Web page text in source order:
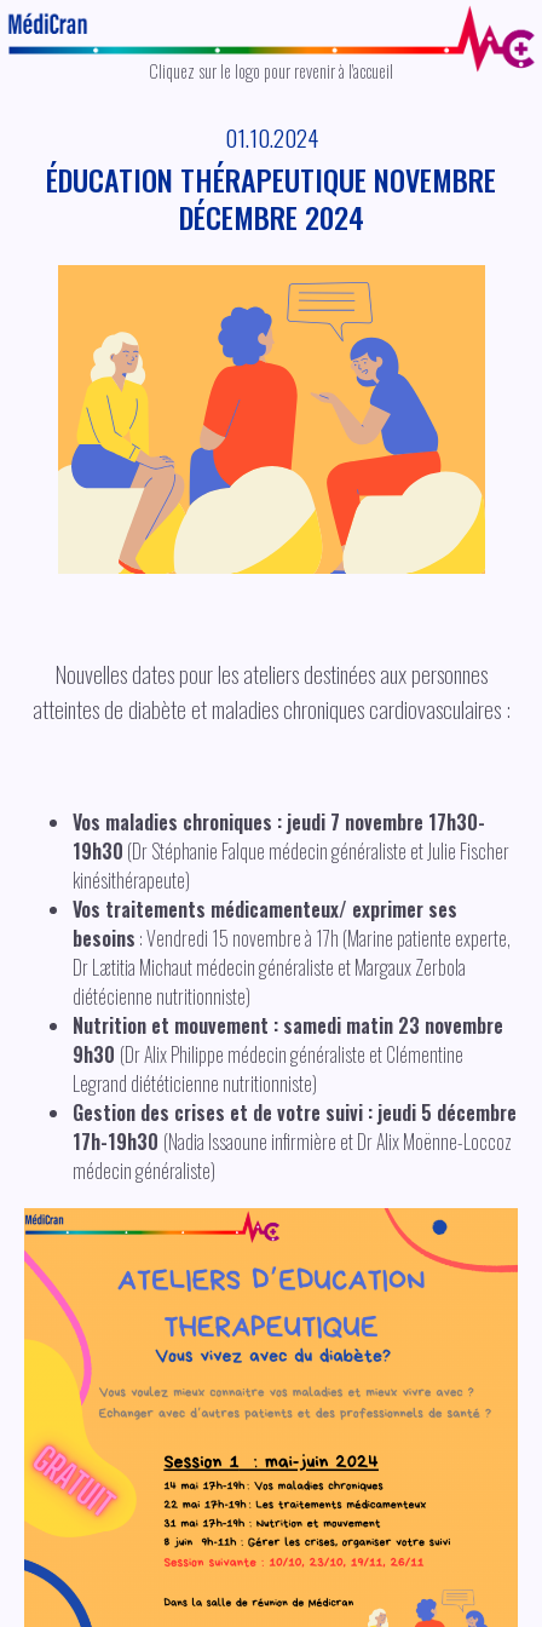
01.10.2024
ÉDUCATION THÉRAPEUTIQUE NOVEMBRE
DÉCEMBRE 2024
Nouvelles dates pour les ateliers destinées aux personnes
atteintes de diabète et maladies chroniques cardiovasculaires :
Vos maladies chroniques : jeudi 7 novembre 17h30-
19h30 (Dr Stéphanie Falque médecin généraliste et Julie Fischer
kinésithérapeute)
Vos traitements médicamenteux/ exprimer ses
besoins : Vendredi 15 novembre à 17h (Marine patiente experte,
Dr Lætitia Michaut médecin généraliste et Margaux Zerbola
diétécienne nutritionniste)
Nutrition et mouvement : samedi matin 23 novembre
9h30 (Dr Alix Philippe médecin généraliste et Clémentine
Legrand diététicienne nutritionniste)
Gestion des crises et de votre suivi : jeudi 5 décembre
17h-19h30 (Nadia Issaoune infirmière et Dr Alix Moënne-Loccoz
médecin généraliste)